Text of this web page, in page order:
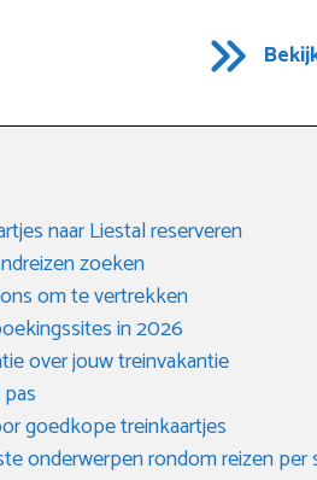
naar Liestal reserveren
zoeken
om te vertrekken
in 2026
over jouw treinvakantie
goedkope treinkaartjes
onderwerpen rondom reizen